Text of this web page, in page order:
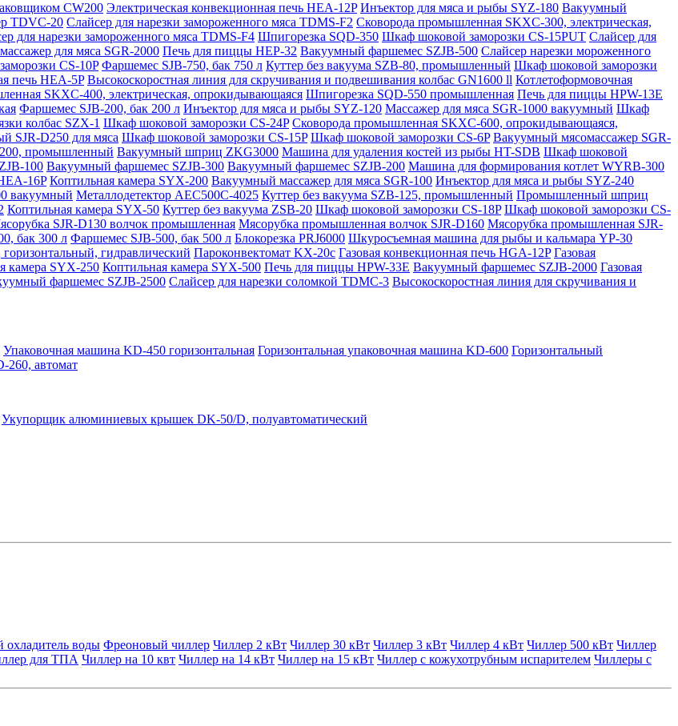
CW200 Электрическая конвекционная печь HEA-12P Инъектор для мяса и рыбы SYZ-180 Вакуумный
TDVC-20 Слайсер для нарезки замороженного мяса TDMS-F2 Сковорода промышленная SKXC-300, электрическая,
для нарезки замороженного мяса TDMS-F4 Шпигорезка SQD-350 Шкаф шоковой заморозки CS-15PUT Слайсер для
для мяса SGR-2000 Печь для пиццы HEP-32 Вакуумный фаршемес SZJB-500 Слайсер нарезки мороженного
CS-10P Фаршемес SJB-750, бак 750 л Куттер без вакуума SZB-80, промышленный Шкаф шоковой заморозки
печь HEA-5P Высокоскоростная линия для скручивания и подвешивания колбас GN1600 ll Котлетоформовочная
SKXC-400, электрическая, опрокидывающаяся Шпигорезка SQD-550 промышленная Печь для пиццы HPW-13E
Фаршемес SJB-200, бак 200 л Инъектор для мяса и рыбы SYZ-120 Массажер для мяса SGR-1000 вакуумный Шкаф
колбас SZX-1 Шкаф шоковой заморозки CS-24P Сковорода промышленная SKXC-600, опрокидывающаяся,
SJR-D250 для мяса Шкаф шоковой заморозки CS-15P Шкаф шоковой заморозки CS-6P Вакуумный мясомассажер SGR-
200, промышленный Вакуумный шприц ZKG3000 Машина для удаления костей из рыбы HT-SDB Шкаф шоковой
100 Вакуумный фаршемес SZJB-300 Вакуумный фаршемес SZJB-200 Машина для формирования котлет WYRB-300
16P Коптильная камера SYX-200 Вакуумный массажер для мяса SGR-100 Инъектор для мяса и рыбы SYZ-240
вакуумный Металлодетектор AEC500C-4025 Куттер без вакуума SZB-125, промышленный Промышленный шприц
Коптильная камера SYX-50 Куттер без вакуума ZSB-20 Шкаф шоковой заморозки CS-18P Шкаф шоковой заморозки CS-
SJR-D130 волчок промышленная Мясорубка промышленная волчок SJR-D160 Мясорубка промышленная SJR-
бак 300 л Фаршемес SJB-500, бак 500 л Блокорезка PRJ6000 Шкуросъемная машина для рыбы и кальмара YP-30
гидравлический Пароконвектомат KX-20c Газовая конвекционная печь HGA-12P Газовая
камера SYX-250 Коптильная камера SYX-500 Печь для пиццы HPW-33E Вакуумный фаршемес SZJB-2000 Газовая
фаршемес SZJB-2500 Слайсер для нарезки соломкой TDMC-3 Высокоскоростная линия для скручивания и
Упаковочная машина KD-450 горизонтальная Горизонтальная упаковочная машина KD-600 Горизонтальный
260, автомат
Укупорщик алюминиевых крышек DK-50/D, полуавтоматический
воды Фреоновый чиллер Чиллер 2 кВт Чиллер 30 кВт Чиллер 3 кВт Чиллер 4 кВт Чиллер 500 кВт Чиллер
для ТПА Чиллер на 10 квт Чиллер на 14 кВт Чиллер на 15 кВт Чиллер с кожухотрубным испарителем Чиллеры с